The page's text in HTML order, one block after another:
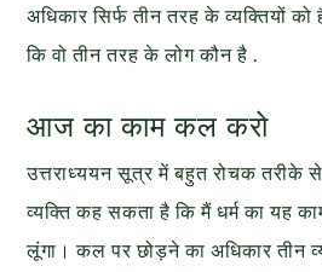
अधिकार सिर्फ तीन तरह के व्यक्तियों
कि वो तीन तरह के लोग कौन है .
आज का काम कल करो
उत्तराध्ययन सूत्र में बहुत रोचक तरीके
व्यक्ति कह सकता है कि मैं धर्म का यह
लूंगा। कल पर छोड़ने का अधिकार तीन